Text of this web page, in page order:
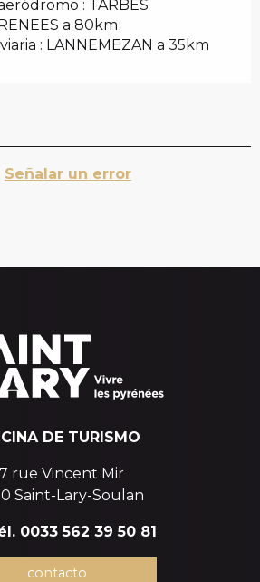
: TARBES
a 80km
: LANNEMEZAN a 35km
Señalar un error
DE TURISMO
rue Vincent Mir
Saint-Lary-Soulan
0033 562 39 50 81
contacto